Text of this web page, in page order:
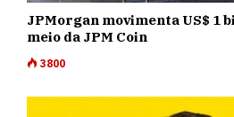
JPMorgan movimenta US$ 1
meio da JPM Coin
3800